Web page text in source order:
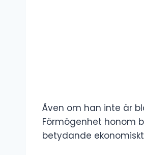
Även om han inte är
Förmögenhet honom
betydande